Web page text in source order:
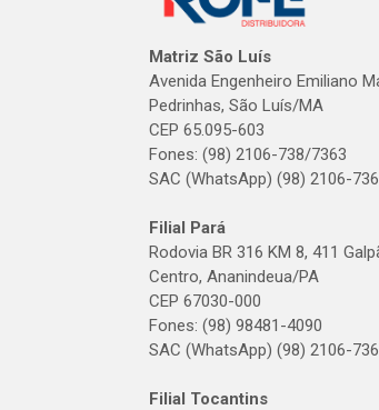
Matriz São Luís
Avenida Engenheiro Emiliano
Pedrinhas, São Luís/MA
CEP 65.095-603
Fones: (98) 2106-738/7363
SAC (WhatsApp) (98) 2106-
Filial Pará
Rodovia BR 316 KM 8, 411
Centro, Ananindeua/PA
CEP 67030-000
Fones: (98) 98481-4090
SAC (WhatsApp) (98) 2106-
Filial Tocantins